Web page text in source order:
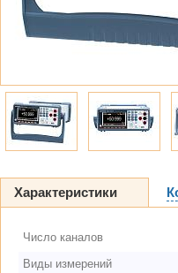
Характеристики
Число каналов
Виды измерений